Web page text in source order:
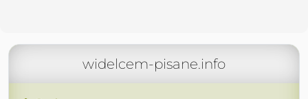
widelcem-pisane.info